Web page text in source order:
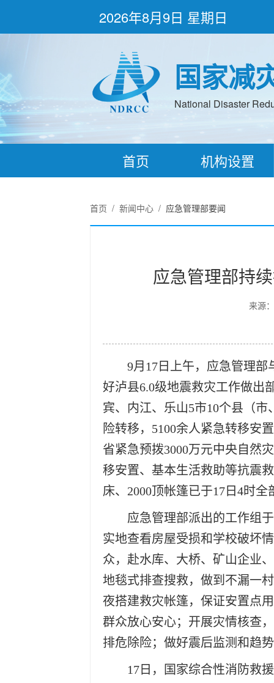
2026年8月9日 星期日
国家减
National Disaster
首页 机构设置
首页 / 新闻中心/ 应急管理部要闻
应急管理部持
来源
9月17日上午，应急管理
好泸县6.0级地震救灾工作做出
宾、内江、乐山5市10个县（市
险转移，5100余人紧急转移安
省紧急预拨3000万元中央自然
移安置、基本生活救助等抗震
床、2000顶帐篷已于17日4时
应急管理部派出的工作组
实地查看房屋受损和学校破坏
众，赴水库、大桥、矿山企业
地毯式排查搜救，做到不漏一
夜搭建救灾帐篷，保证安置点
群众放心安心；开展灾情核查
排危除险；做好震后监测和趋
17日，国家综合性消防救